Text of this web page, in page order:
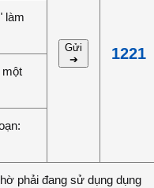
Gửi
➔
1221
làm
một
phải đang sử dụng dụng